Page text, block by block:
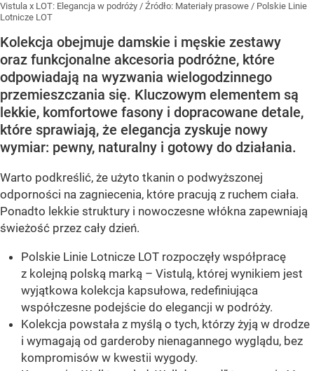
Vistula x LOT: Elegancja w podróży / Źródło: Materiały prasowe / Polskie Linie
Lotnicze LOT
Kolekcja obejmuje damskie i męskie zestawy
oraz funkcjonalne akcesoria podróżne, które
odpowiadają na wyzwania wielogodzinnego
przemieszczania się. Kluczowym elementem są
lekkie, komfortowe fasony i dopracowane detale,
które sprawiają, że elegancja zyskuje nowy
wymiar: pewny, naturalny i gotowy do działania.
Warto podkreślić, że użyto tkanin o podwyższonej
odporności na zagniecenia, które pracują z ruchem ciała.
Ponadto lekkie struktury i nowoczesne włókna zapewniają
świeżość przez cały dzień.
Polskie Linie Lotnicze LOT rozpoczęły współpracę
z kolejną polską marką – Vistulą, której wynikiem jest
wyjątkowa kolekcja kapsułowa, redefiniująca
współczesne podejście do elegancji w podróży.
Kolekcja powstała z myślą o tych, którzy żyją w drodze
i wymagają od garderoby nienagannego wyglądu, bez
kompromisów w kwestii wygody.